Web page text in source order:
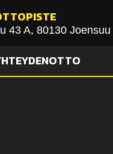
43 A, 80130 Joensuu